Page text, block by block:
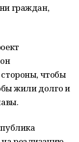
граждан,
чтобы
жили долго и